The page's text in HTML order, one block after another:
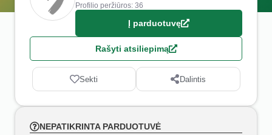
Profilio peržiūros: 36
Į parduotuvę
Rašyti atsiliepimą
Sekti Dalintis
NEPATIKRINTA PARDUOTUVĖ